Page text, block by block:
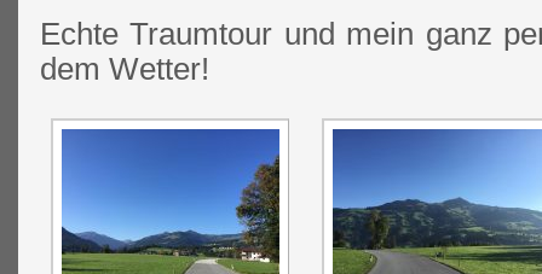
Echte Traumtour und mein ganz
dem Wetter!